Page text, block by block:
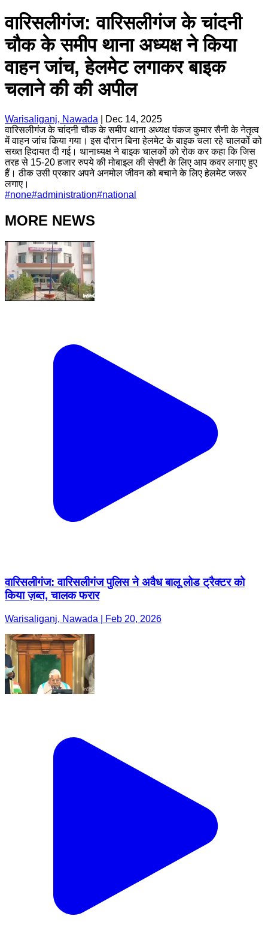
वारिसलीगंज: वारिसलीगंज के चांदनी
चौक के समीप थाना अध्यक्ष ने किया
वाहन जांच, हेलमेट लगाकर बाइक
चलाने की की अपील
Warisaliganj, Nawada
Dec 14, 2025
वारिसलीगंज के चांदनी चौक के समीप थाना अध्यक्ष पंकज कुमार सैनी के नेतृत्व
में वाहन जांच किया गया। इस दौरान बिना हेलमेट के बाइक चला रहे चालकों को
सख्त हिदायत दी गई। थानाध्यक्ष ने बाइक चालकों को रोक कर कहा कि जिस
तरह से 15-20 हजार रुपये की मोबाइल की सेफ्टी के लिए आप कवर लगाए हुए
हैं। ठीक उसी प्रकार अपने अनमोल जीवन को बचाने के लिए हेलमेट जरूर
लगाए।
#none#administration#national
MORE NEWS
वारिसलीगंज: वारिसलीगंज पुलिस ने अवैध बालू लोड ट्रैक्टर को
किया ज़ब्त, चालक फरार
Warisaliganj, Nawada | Feb 20, 2026